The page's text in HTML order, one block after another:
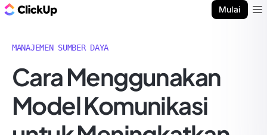
Mulai
MANAJEMEN SUMBER DAYA
Cara Menggunakan
Model Komunikasi